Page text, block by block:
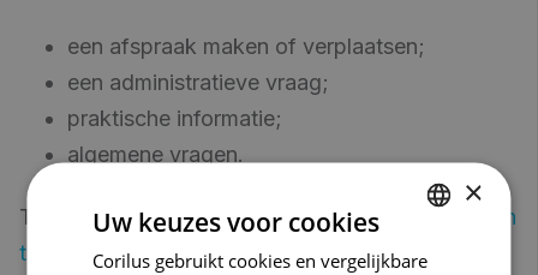
een afspraak maken of verplaatsen;
een administratieve vraag;
praktische informatie;
algemene vragen.
Taken die perfect door eenprofessioneel medisch
telesecretariaatkunnen worden afgehandeld.
DUTCH
×
Uw keuzes voor cookies
Corilus gebruikt cookies en vergelijkbare